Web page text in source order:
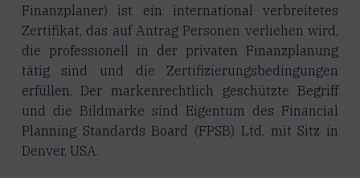
Finanzplaner) ist ein international verbreite­tes
Zertifikat, das auf Antrag Personen verliehen wird,
die professionell in der privaten Finanzpla­nung
tätig sind und die Zertifizierungsbedingungen
erfüllen. Der markenrechtlich geschützte Begriff
und die Bildmarke sind Eigentum des Financial
Planning Standards Board (FPSB) Ltd. mit Sitz in
Denver, USA.